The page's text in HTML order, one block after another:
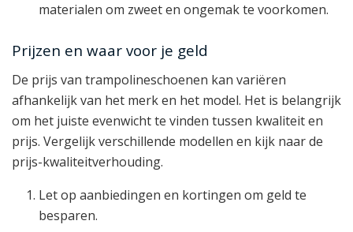
materialen om zweet en ongemak te voorkomen.
Prijzen en waar voor je geld
De prijs van trampolineschoenen kan variëren
afhankelijk van het merk en het model. Het is belangrijk
om het juiste evenwicht te vinden tussen kwaliteit en
prijs. Vergelijk verschillende modellen en kijk naar de
prijs-kwaliteitverhouding.
Let op aanbiedingen en kortingen om geld te
besparen.